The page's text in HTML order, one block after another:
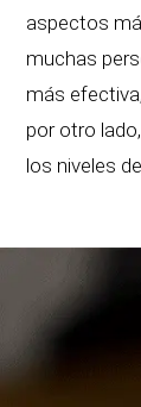
aspectos
muchas
más
por otro
los niveles